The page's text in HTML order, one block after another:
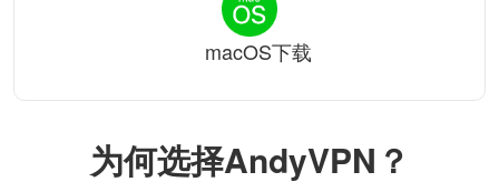
为何选择AndyVPN？
macOS下载